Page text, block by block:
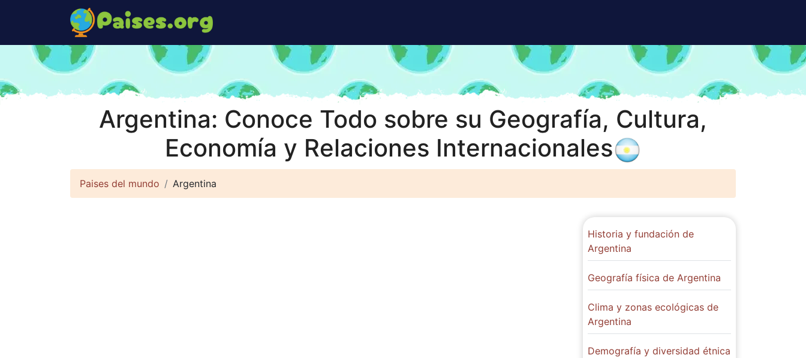
Argentina: Conoce Todo sobre su Geografía, Cultura,
Economía y Relaciones Internacionales
Paises del mundo Argentina
Historia y fundación de
Argentina
Geografía física de Argentina
Clima y zonas ecológicas de
Argentina
Demografía y diversidad étnica